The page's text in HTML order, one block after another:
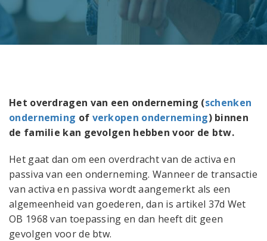
Het overdragen van een onderneming (schenken
onderneming of verkopen onderneming) binnen
de familie kan gevolgen hebben voor de btw.
Het gaat dan om een overdracht van de activa en
passiva van een onderneming. Wanneer de transactie
van activa en passiva wordt aangemerkt als een
algemeenheid van goederen, dan is artikel 37d Wet
OB 1968 van toepassing en dan heeft dit geen
gevolgen voor de btw.